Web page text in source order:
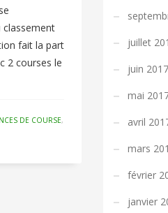
fait la part
2 courses le
DE COURSE,
juillet
juin 2017
mai
avril
mars
février
janvier